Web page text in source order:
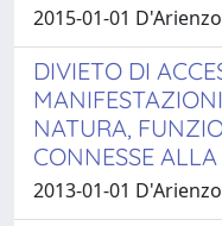
2015-01-01
DIVIETO DI
NATURA,
CONNESSE
2013-01-01